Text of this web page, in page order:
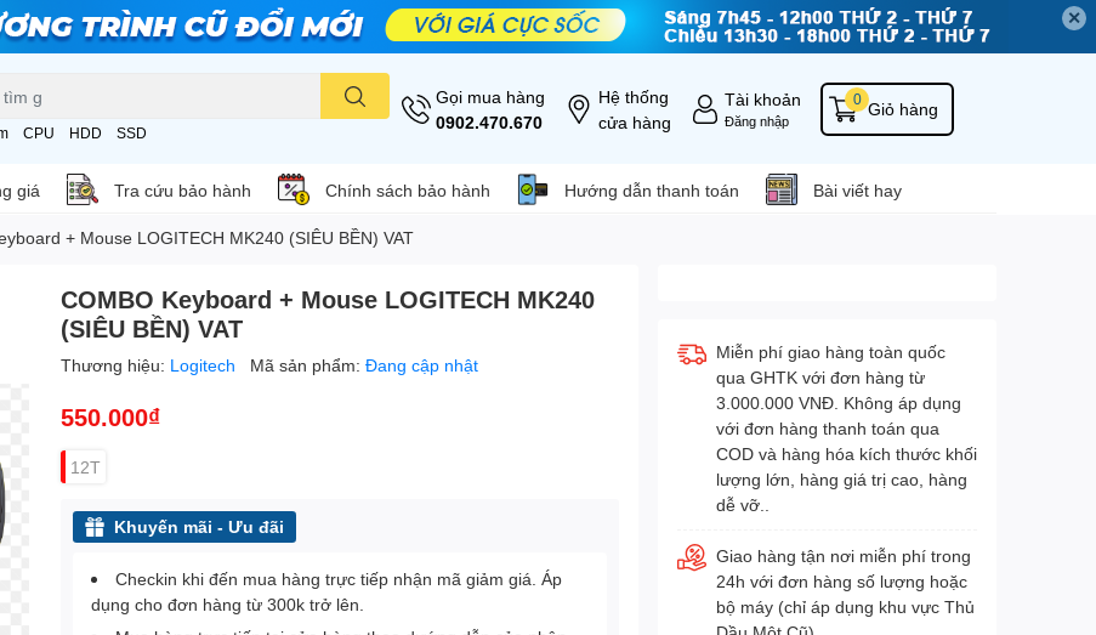
✕
CPU HDD SSD
Gọi mua hàng
0902.470.670
Hệ thống
cửa hàng
Tài khoản
Đăng nhập
Giỏ hàng
0
giá Tra cứu bảo hành Chính sách bảo hành Hướng dẫn thanh toán Bài viết hay
+ Mouse LOGITECH MK240 (SIÊU BỀN) VAT
COMBO Keyboard + Mouse LOGITECH MK240
(SIÊU BỀN) VAT
Thương hiệu: Logitech Mã sản phẩm:Đang cập nhật
550.000₫
12T
Khuyến mãi - Ưu đãi
Checkin khi đến mua hàng trực tiếp nhận mã giảm giá. Áp
dụng cho đơn hàng từ 300k trở lên.
Miễn phí giao hàng toàn quốc
qua GHTK với đơn hàng từ
3.000.000 VNĐ. Không áp dụng
với đơn hàng thanh toán qua
COD và hàng hóa kích thước khối
lượng lớn, hàng giá trị cao, hàng
dễ vỡ..
Giao hàng tận nơi miễn phí trong
24h với đơn hàng số lượng hoặc
bộ máy (chỉ áp dụng khu vực Thủ